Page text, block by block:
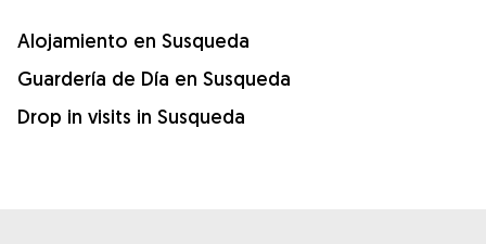
Alojamiento en Susqueda
Guardería de Día en Susqueda
Drop in visits in Susqueda